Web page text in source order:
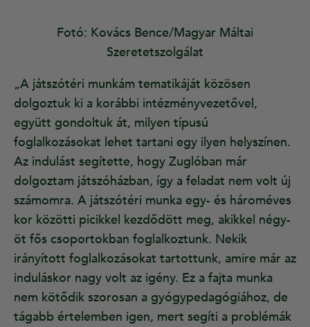
Fotó: Kovács Bence/Magyar Máltai
Szeretetszolgálat
„A játszótéri munkám tematikáját közösen
dolgoztuk ki a korábbi intézményvezetővel,
együtt gondoltuk át, milyen típusú
foglalkozásokat lehet tartani egy ilyen helyszínen.
Az indulást segítette, hogy Zuglóban már
dolgoztam játszóházban, így a feladat nem volt új
számomra. A játszótéri munka egy- és hároméves
kor közötti picikkel kezdődött meg, akikkel négy-
öt fős csoportokban foglalkoztunk. Nekik
irányított foglalkozásokat tartottunk, amire már az
induláskor nagy volt az igény. Ez a fajta munka
nem kötődik szorosan a gyógypedagógiához, de
tágabb értelemben igen, mert segíti a problémák